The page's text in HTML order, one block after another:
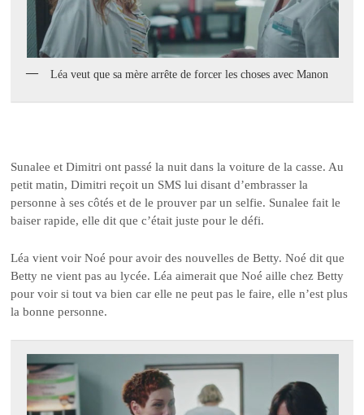
Léa veut que sa mère arrête de forcer les choses avec Manon
Sunalee et Dimitri ont passé la nuit dans la voiture de la casse. Au
petit matin, Dimitri reçoit un SMS lui disant d’embrasser la
personne à ses côtés et de le prouver par un selfie. Sunalee fait le
baiser rapide, elle dit que c’était juste pour le défi.
Léa vient voir Noé pour avoir des nouvelles de Betty. Noé dit que
Betty ne vient pas au lycée. Léa aimerait que Noé aille chez Betty
pour voir si tout va bien car elle ne peut pas le faire, elle n’est plus
la bonne personne.